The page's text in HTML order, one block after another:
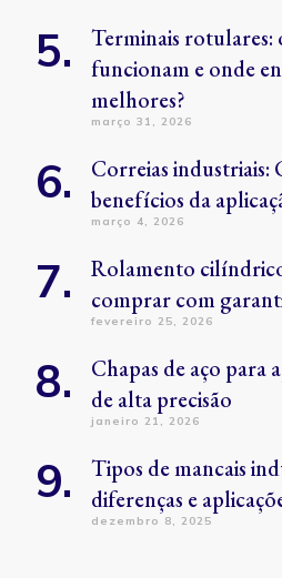
Terminais rotulares:
funcionam e onde
melhores?
março 31, 2026
Correias industriais:
benefícios da
março 4, 2026
Rolamento
comprar com
fevereiro 25, 2026
Chapas de aço para
de alta precisão
janeiro 21, 2026
Tipos de mancais
diferenças e
dezembro 8, 2025